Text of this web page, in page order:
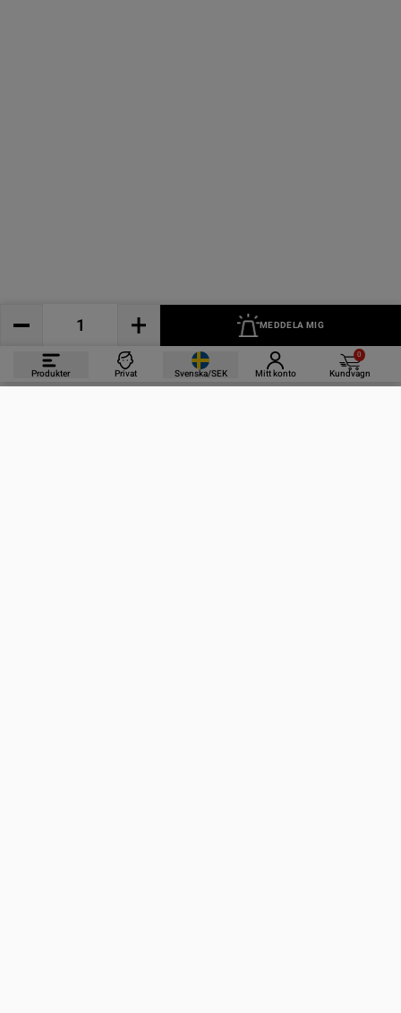
MEDDELA MIG
Produkter Privat Svenska/SEK Mitt konto
0
Kundvagn